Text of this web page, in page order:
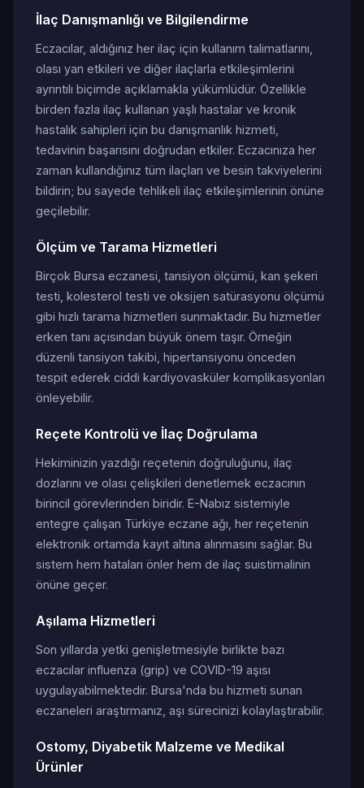
İlaç Danışmanlığı ve Bilgilendirme
Eczacılar, aldığınız her ilaç için kullanım talimatlarını,
olası yan etkileri ve diğer ilaçlarla etkileşimlerini
ayrıntılı biçimde açıklamakla yükümlüdür. Özellikle
birden fazla ilaç kullanan yaşlı hastalar ve kronik
hastalık sahipleri için bu danışmanlık hizmeti,
tedavinin başarısını doğrudan etkiler. Eczacınıza her
zaman kullandığınız tüm ilaçları ve besin takviyelerini
bildirin; bu sayede tehlikeli ilaç etkileşimlerinin önüne
geçilebilir.
Ölçüm ve Tarama Hizmetleri
Birçok Bursa eczanesi, tansiyon ölçümü, kan şekeri
testi, kolesterol testi ve oksijen satürasyonu ölçümü
gibi hızlı tarama hizmetleri sunmaktadır. Bu hizmetler
erken tanı açısından büyük önem taşır. Örneğin
düzenli tansiyon takibi, hipertansiyonu önceden
tespit ederek ciddi kardiyovasküler komplikasyonları
önleyebilir.
Reçete Kontrolü ve İlaç Doğrulama
Hekiminizin yazdığı reçetenin doğruluğunu, ilaç
dozlarını ve olası çelişkileri denetlemek eczacının
birincil görevlerinden biridir. E-Nabız sistemiyle
entegre çalışan Türkiye eczane ağı, her reçetenin
elektronik ortamda kayıt altına alınmasını sağlar. Bu
sistem hem hataları önler hem de ilaç suistimalinin
önüne geçer.
Aşılama Hizmetleri
Son yıllarda yetki genişletmesiyle birlikte bazı
eczacılar influenza (grip) ve COVID-19 aşısı
uygulayabilmektedir. Bursa'nda bu hizmeti sunan
eczaneleri araştırmanız, aşı sürecinizi kolaylaştırabilir.
Ostomy, Diyabetik Malzeme ve Medikal
Ürünler